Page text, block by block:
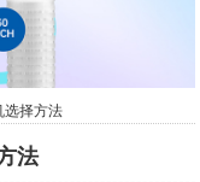
选择方法
法